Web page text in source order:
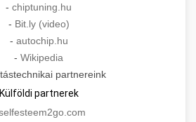
- chiptuning.hu
- Bit.ly (video)
- autochip.hu
- Wikipedia
partnereink
Külföldi partnerek